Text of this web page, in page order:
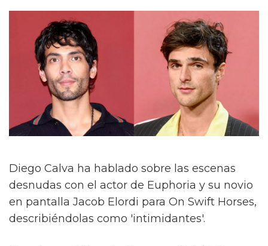
Diego Calva ha hablado sobre las escenas
desnudas con el actor de Euphoria y su novio
en pantalla Jacob Elordi para On Swift Horses,
describiéndolas como 'intimidantes'.